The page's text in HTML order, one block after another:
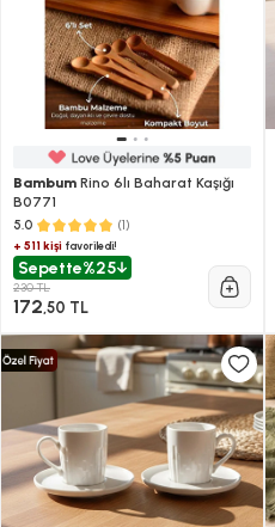
Bambum Rino 6lı Baharat Kaşığı
B0771
5.0 (1)
+ 511 kişi favoriledi!
Sepette%25
230 TL
172,50 TL